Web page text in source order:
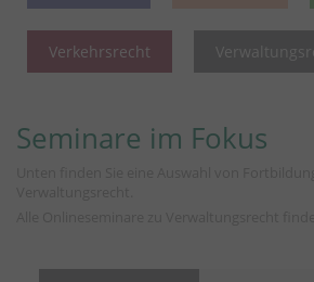
Verkehrsrecht
Seminare im Fokus